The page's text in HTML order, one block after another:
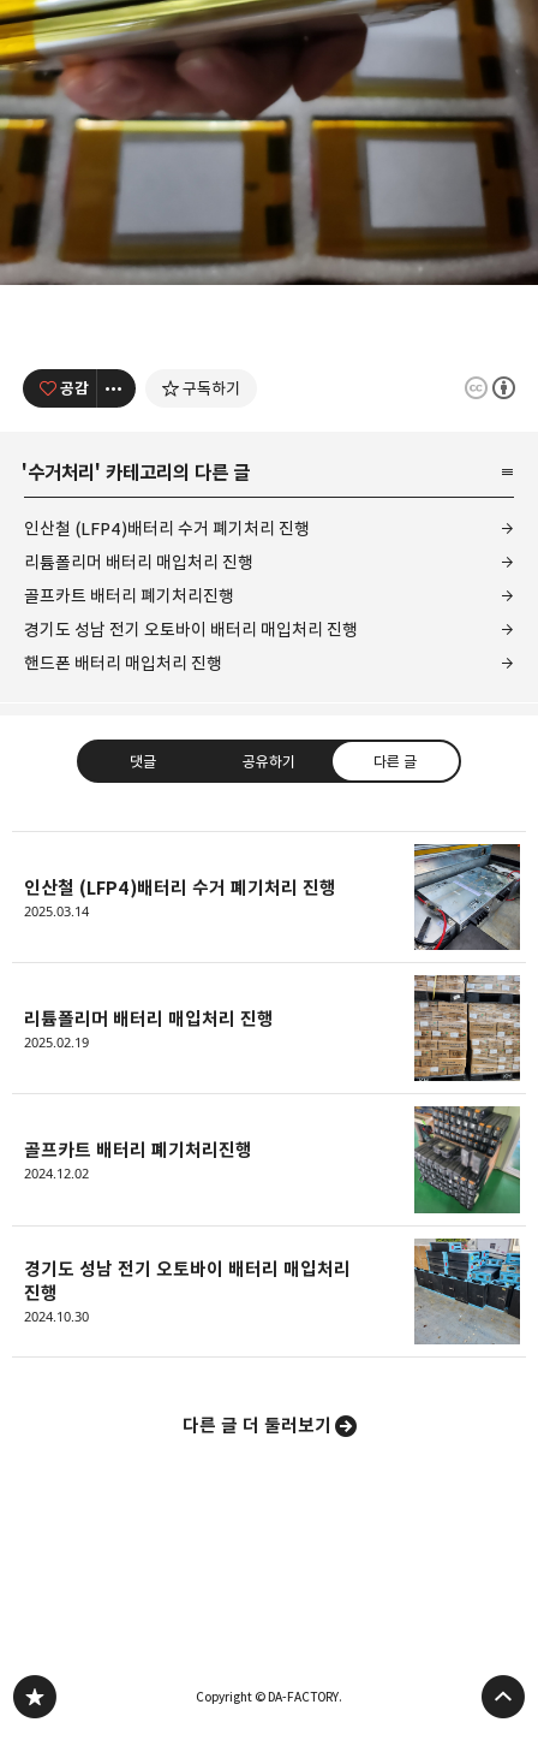
공감 구독하기
'수거처리' 카테고리의 다른 글
인산철 (LFP4)배터리 수거 폐기처리 진행
리튬폴리머 배터리 매입처리 진행
골프카트 배터리 폐기처리진행
경기도 성남 전기 오토바이 배터리 매입처리 진행
핸드폰 배터리 매입처리 진행
댓글 공유하기 다른 글
디에이팩토리-
기업의불용재고 매입,폐기
허가업체 입니다. 리튬이온배터리, 2차전지, 배터리매입
폐기 / ESS,UPS 철거 및 매입
구독하기
트위터
인산철 (LFP4)배터리 수거 폐기처리 진행
2025.03.14
리튬폴리머 배터리 매입처리 진행
2025.02.19
골프카트 배터리 폐기처리진행
2024.12.02
경기도 성남 전기 오토바이 배터리 매입처리
진행
2024.10.30
다른 글 더 둘러보기
Copyright © DA-FACTORY.